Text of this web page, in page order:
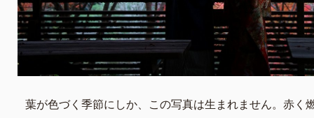
葉が色づく季節にしか、この写真は生まれません。赤く